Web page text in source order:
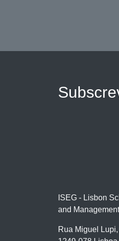
ISEG - Lisbon
and Management
Rua Miguel Lupi,